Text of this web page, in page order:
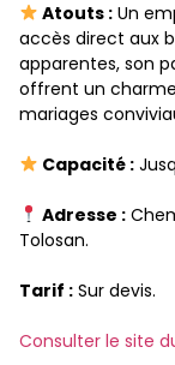
Atouts :Un
accès direct aux
apparentes, son
offrent un
mariages
Capacité :
Adresse :
Tolosan.
Tarif : Sur devis.
Consulter le site